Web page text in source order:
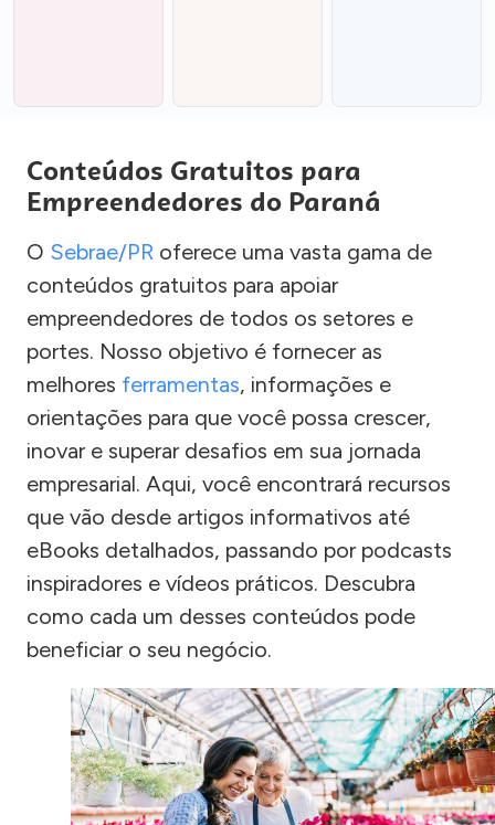
Conteúdos Gratuitos para
Empreendedores do Paraná
O Sebrae/PR oferece uma vasta gama de
conteúdos gratuitos para apoiar
empreendedores de todos os setores e
portes. Nosso objetivo é fornecer as
melhores ferramentas, informações e
orientações para que você possa crescer,
inovar e superar desafios em sua jornada
empresarial. Aqui, você encontrará recursos
que vão desde artigos informativos até
eBooks detalhados, passando por podcasts
inspiradores e vídeos práticos. Descubra
como cada um desses conteúdos pode
beneficiar o seu negócio.